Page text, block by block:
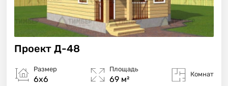
Проект Д-48
Размер
6х6
Площадь
69 м²
Комнат